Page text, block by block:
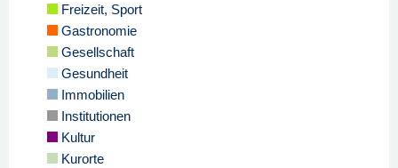
Freizeit, Sport
Gastronomie
Gesellschaft
Gesundheit
Immobilien
Institutionen
Kultur
Kurorte